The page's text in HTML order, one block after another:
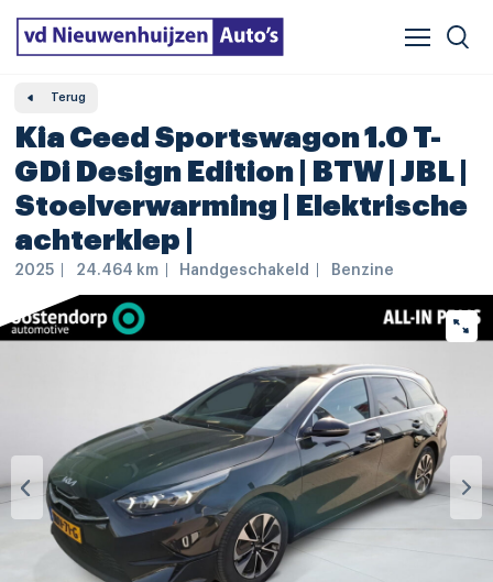
Leasing
Terug
Kia Ceed Sportswagon 1.0 T-
GDi Design Edition | BTW | JBL |
Stoelverwarming | Elektrische
achterklep |
2025 24.464 km Handgeschakeld Benzine